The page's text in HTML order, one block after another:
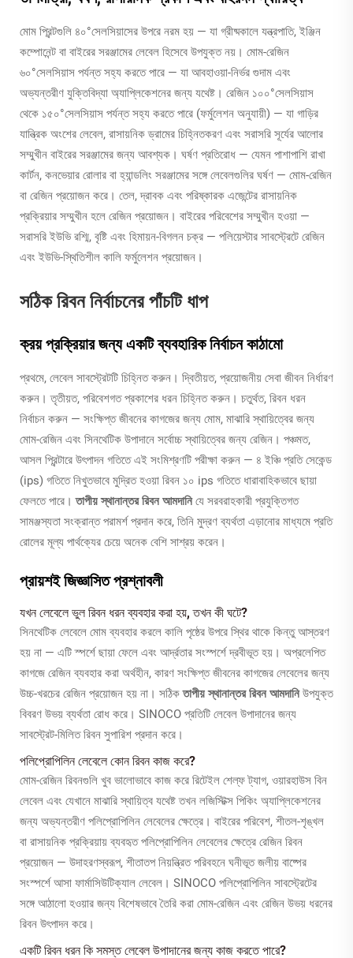
মোম প্রিন্টগুলি ৪০°সেলসিয়াসের উপরে নরম হয় — যা গ্রীষ্মকালে যন্ত্রপাতি, ইঞ্জিন
কম্পোনেন্ট বা বাইরের সরঞ্জামের লেবেল হিসেবে উপযুক্ত নয়। মোম-রেজিন
৬০°সেলসিয়াস পর্যন্ত সহ্য করতে পারে — যা আবহাওয়া-নির্ভর গুদাম এবং
অভ্যন্তরীণ যুক্তিবিদ্যা অ্যাপ্লিকেশনের জন্য যথেষ্ট। রেজিন ১০০°সেলসিয়াস
থেকে ১৫০°সেলসিয়াস পর্যন্ত সহ্য করতে পারে (ফর্মুলেশন অনুযায়ী) — যা গাড়ির
যান্ত্রিক অংশের লেবেল, রাসায়নিক ড্রামের চিহ্নিতকরণ এবং সরাসরি সূর্যের আলোর
সম্মুখীন বাইরের সরঞ্জামের জন্য আবশ্যক। ঘর্ষণ প্রতিরোধ — যেমন পাশাপাশি রাখা
কার্টন, কনভেয়ার রোলার বা হ্যান্ডলিং সরঞ্জামের সঙ্গে লেবেলগুলির ঘর্ষণ — মোম-রেজিন
বা রেজিন প্রয়োজন করে। তেল, দ্রাবক এবং পরিষ্কারক এজেন্টের রাসায়নিক
প্রক্রিয়ার সম্মুখীন হলে রেজিন প্রয়োজন। বাইরের পরিবেশের সম্মুখীন হওয়া —
সরাসরি ইউভি রশ্মি, বৃষ্টি এবং হিমায়ন-বিগলন চক্র — পলিয়েস্টার সাবস্ট্রেটে রেজিন
এবং ইউভি-স্থিতিশীল কালি ফর্মুলেশন প্রয়োজন।
সঠিক রিবন নির্বাচনের পাঁচটি ধাপ
ক্রয় প্রক্রিয়ার জন্য একটি ব্যবহারিক নির্বাচন কাঠামো
প্রথমে, লেবেল সাবস্ট্রেটটি চিহ্নিত করুন। দ্বিতীয়ত, প্রয়োজনীয় সেবা জীবন নির্ধারণ
করুন। তৃতীয়ত, পরিবেশগত প্রকাশের ধরন চিহ্নিত করুন। চতুর্থত, রিবন ধরন
নির্বাচন করুন — সংক্ষিপ্ত জীবনের কাগজের জন্য মোম, মাঝারি স্থায়িত্বের জন্য
মোম-রেজিন এবং সিনথেটিক উপাদানে সর্বোচ্চ স্থায়িত্বের জন্য রেজিন। পঞ্চমত,
আসল প্রিন্টারে উৎপাদন গতিতে এই সংমিশ্রণটি পরীক্ষা করুন — ৪ ইঞ্চি প্রতি সেকেন্ড
(ips) গতিতে নিখুতভাবে মুদ্রিত হওয়া রিবন ১০ ips গতিতে ধারাবাহিকভাবে ছায়া
ফেলতে পারে।তাপীয় স্থানান্তর রিবন আমদানিযে সরবরাহকারী প্রযুক্তিগত
সামঞ্জস্যতা সংক্রান্ত পরামর্শ প্রদান করে, তিনি মুদ্রণ ব্যর্থতা এড়ানোর মাধ্যমে প্রতি
রোলের মূল্য পার্থক্যের চেয়ে অনেক বেশি সাশ্রয় করেন।
প্রায়শই জিজ্ঞাসিত প্রশ্নাবলী
যখন লেবেলে ভুল রিবন ধরন ব্যবহার করা হয়, তখন কী ঘটে?
সিনথেটিক লেবেলে মোম ব্যবহার করলে কালি পৃষ্ঠের উপরে স্থির থাকে কিন্তু আস্তরণ
হয় না — এটি স্পর্শে ছায়া ফেলে এবং আর্দ্রতার সংস্পর্শে দ্রবীভূত হয়। অপ্রলেপিত
কাগজে রেজিন ব্যবহার করা অর্থহীন, কারণ সংক্ষিপ্ত জীবনের কাগজের লেবেলের জন্য
উচ্চ-খরচের রেজিন প্রয়োজন হয় না। সঠিকতাপীয় স্থানান্তর রিবন আমদানিউপযুক্ত
বিবরণ উভয় ব্যর্থতা রোধ করে। SINOCO প্রতিটি লেবেল উপাদানের জন্য
সাবস্ট্রেট-মিলিত রিবন সুপারিশ প্রদান করে।
পলিপ্রোপিলিন লেবেলে কোন রিবন কাজ করে?
মোম-রেজিন রিবনগুলি খুব ভালোভাবে কাজ করে রিটেইল শেল্ফ ট্যাগ, ওয়ারহাউস বিন
লেবেল এবং যেখানে মাঝারি স্থায়িত্ব যথেষ্ট তখন লজিস্টিক্স পিকিং অ্যাপ্লিকেশনের
জন্য অভ্যন্তরীণ পলিপ্রোপিলিন লেবেলের ক্ষেত্রে। বাইরের পরিবেশ, শীতল-শৃঙ্খল
বা রাসায়নিক প্রক্রিয়ায় ব্যবহৃত পলিপ্রোপিলিন লেবেলের ক্ষেত্রে রেজিন রিবন
প্রয়োজন — উদাহরণস্বরূপ, শীতাতপ নিয়ন্ত্রিত পরিবহনে ঘনীভূত জলীয় বাষ্পের
সংস্পর্শে আসা ফার্মাসিউটিক্যাল লেবেল। SINOCO পলিপ্রোপিলিন সাবস্ট্রেটের
সঙ্গে আঠালো হওয়ার জন্য বিশেষভাবে তৈরি করা মোম-রেজিন এবং রেজিন উভয় ধরনের
রিবন উৎপাদন করে।
একটি রিবন ধরন কি সমস্ত লেবেল উপাদানের জন্য কাজ করতে পারে?